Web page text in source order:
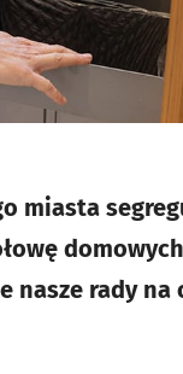
miasta
nasze rady